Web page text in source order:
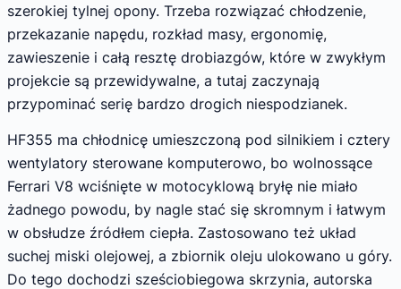
szerokiej tylnej opony. Trzeba rozwiązać chłodzenie,
przekazanie napędu, rozkład masy, ergonomię,
zawieszenie i całą resztę drobiazgów, które w zwykłym
projekcie są przewidywalne, a tutaj zaczynają
przypominać serię bardzo drogich niespodzianek.
HF355 ma chłodnicę umieszczoną pod silnikiem i cztery
wentylatory sterowane komputerowo, bo wolnossące
Ferrari V8 wciśnięte w motocyklową bryłę nie miało
żadnego powodu, by nagle stać się skromnym i łatwym
w obsłudze źródłem ciepła. Zastosowano też układ
suchej miski olejowej, a zbiornik oleju ulokowano u góry.
Do tego dochodzi sześciobiegowa skrzynia, autorska